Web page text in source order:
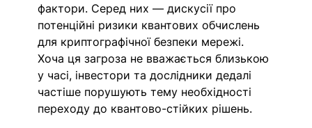
фактори. Серед них — дискусії про
потенційні ризики квантових обчислень
для криптографічної безпеки мережі.
Хоча ця загроза не вважається близькою
у часі, інвестори та дослідники дедалі
частіше порушують тему необхідності
переходу до квантово-стійких рішень.